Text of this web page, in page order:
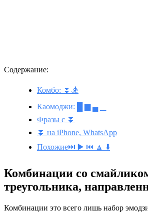
Содержание:
Комбо: ⏬🏂
Каомоджи: █ ▆ ▄ ▁
Фразы с ⏬
⏬ на iPhone, WhatsApp
Похожие⏭️ ▶️ ⏮️ 🔼 ⬇️
Комбинации со
треугольника,
Комбинации это всего лишь набор